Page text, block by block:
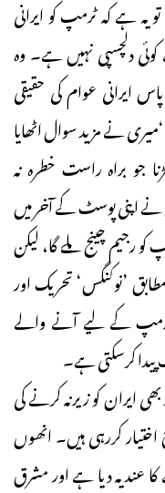
ہے کہ ٹرمپ کو ایرانی
دلچسپی نہیں ہے۔ وہ
ایرانی عوام کی حقیقی
نے مزید سوال اٹھایا
جو براہ راست خطرہ نہ
نے اپنی پوسٹ کے آخر میں
رجیم چینج ملے گا، لیکن
’نوکنگس‘ تحریک اور
ٹرمپ کے لیے آنے والے
کرسکتی ہے۔
ایران کو زیرنہ کرنے کی
کررہی ہیں۔ انھوں
عندیہ دیا ہے اور مشرق